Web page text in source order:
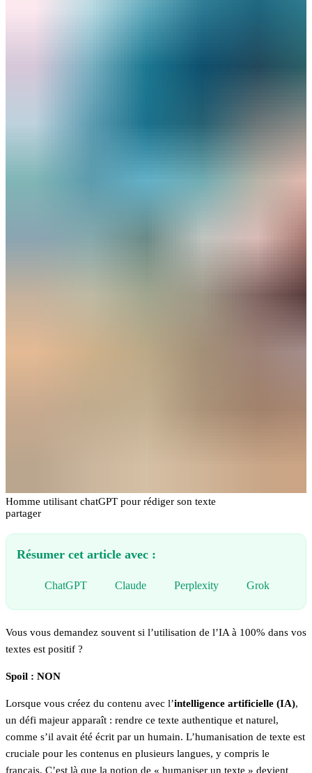
Homme utilisant chatGPT pour rédiger son texte
partager
Résumer cet article avec :
ChatGPT Claude Perplexity Grok
Vous vous demandez souvent si l’utilisation de l’IA à 100% dans vos
textes est positif ?
Spoil : NON
Lorsque vous créez du contenu avec l’intelligence artificielle (IA),
un défi majeur apparaît : rendre ce texte authentique et naturel,
comme s’il avait été écrit par un humain. L’humanisation de texte est
cruciale pour les contenus en plusieurs langues, y compris le
français. C’est là que la notion de « humaniser un texte » devient